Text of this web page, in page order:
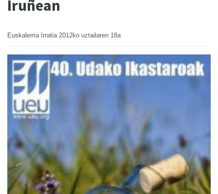
Iruñean
Euskalerria Irratia 2012ko uztailaren 18a